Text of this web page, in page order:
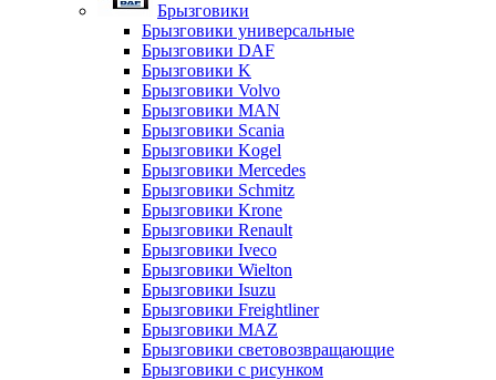
Брызговики
Брызговики универсальные
Брызговики DAF
Брызговики K
Брызговики Volvo
Брызговики MAN
Брызговики Scania
Брызговики Kogel
Брызговики Mercedes
Брызговики Schmitz
Брызговики Krone
Брызговики Renault
Брызговики Iveco
Брызговики Wielton
Брызговики Isuzu
Брызговики Freightliner
Брызговики MAZ
Брызговики световозвращающие
Брызговики с рисунком